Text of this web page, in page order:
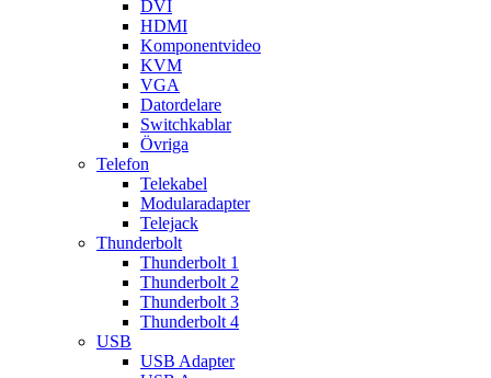
DVI
HDMI
Komponentvideo
KVM
VGA
Datordelare
Switchkablar
Övriga
Telefon
Telekabel
Modularadapter
Telejack
Thunderbolt
Thunderbolt 1
Thunderbolt 2
Thunderbolt 3
Thunderbolt 4
USB
USB Adapter